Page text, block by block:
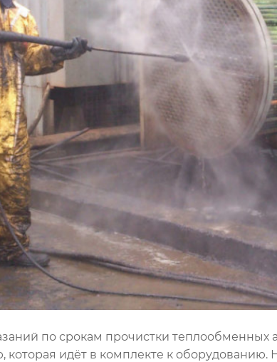
по срокам прочистки
которая идёт в комплекте к